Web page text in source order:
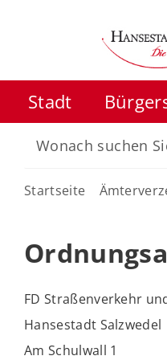
Stadt
Startseite
FD Straßenverkehr
Hansestadt Salzwedel
Am Schulwall 1